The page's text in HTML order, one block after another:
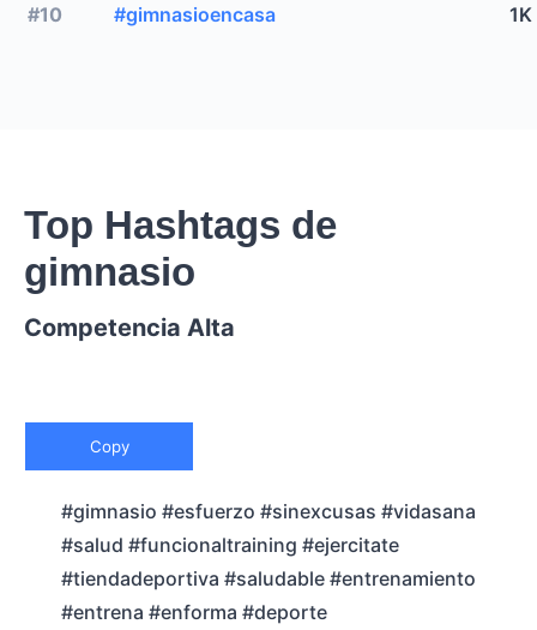
#10 #gimnasioencasa 1K
Top Hashtags de
gimnasio
Competencia Alta
Copy
#gimnasio #esfuerzo #sinexcusas #vidasana
#salud #funcionaltraining #ejercitate
#tiendadeportiva #saludable #entrenamiento
#entrena #enforma #deporte